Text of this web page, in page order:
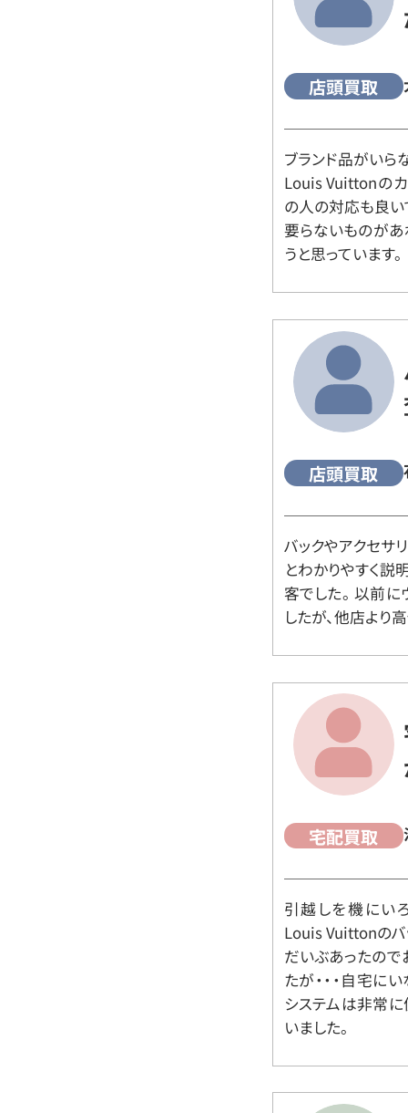
店頭買取
ブランド品がいら
Louis Vuittonの
の人の対応も良い
要らないものがあ
うと思っています。
店頭買取
バックやアクセサ
とわかりやすく説
客でした。 以前
したが、他店より
宅配買取
引越しを機にい
Louis Vuittonのバ
だいぶあったので
たが・・・自宅に
システムは非常に
いました。